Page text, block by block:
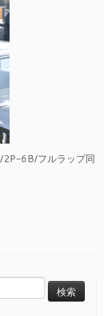
2P-6B/フルラップ同